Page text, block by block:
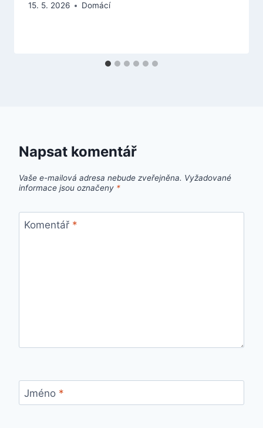
15. 5. 2026 Domácí
Napsat komentář
Vaše e-mailová adresa nebude zveřejněna. Vyžadované
informace jsou označeny *
Komentář *
Jméno *